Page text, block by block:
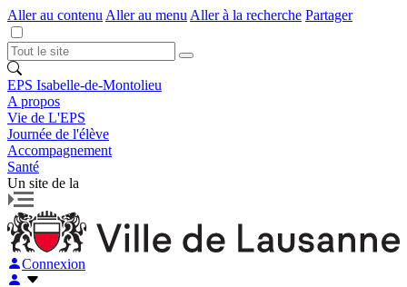
Aller au contenu Aller au menu Aller à la recherche Partager
EPS Isabelle-de-Montolieu
A propos
Vie de L'EPS
Journée de l'élève
Accompagnement
Santé
Un site de la
Connexion